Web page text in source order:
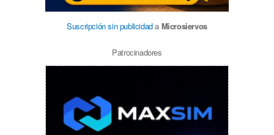
Suscripción sin publicidada Microsiervos
Patrocinadores